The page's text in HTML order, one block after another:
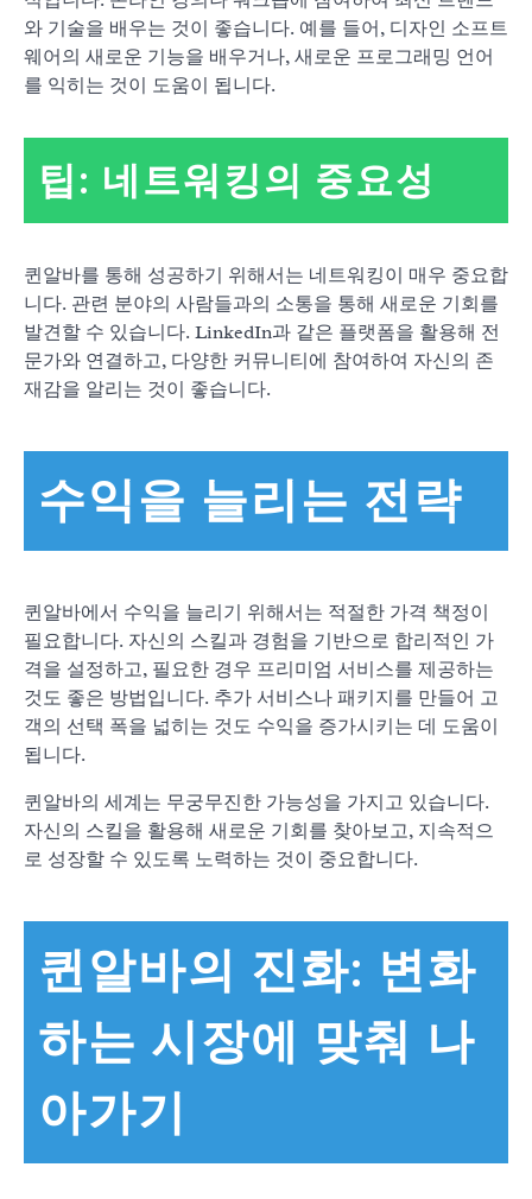
와 기술을 배우는 것이 좋습니다. 예를 들어, 디자인 소프트
웨어의 새로운 기능을 배우거나, 새로운 프로그래밍 언어
를 익히는 것이 도움이 됩니다.
팁: 네트워킹의 중요성
퀸알바를 통해 성공하기 위해서는 네트워킹이 매우 중요합
니다. 관련 분야의 사람들과의 소통을 통해 새로운 기회를
발견할 수 있습니다. LinkedIn과 같은 플랫폼을 활용해 전
문가와 연결하고, 다양한 커뮤니티에 참여하여 자신의 존
재감을 알리는 것이 좋습니다.
수익을 늘리는 전략
퀸알바에서 수익을 늘리기 위해서는 적절한 가격 책정이
필요합니다. 자신의 스킬과 경험을 기반으로 합리적인 가
격을 설정하고, 필요한 경우 프리미엄 서비스를 제공하는
것도 좋은 방법입니다. 추가 서비스나 패키지를 만들어 고
객의 선택 폭을 넓히는 것도 수익을 증가시키는 데 도움이
됩니다.
퀸알바의 세계는 무궁무진한 가능성을 가지고 있습니다.
자신의 스킬을 활용해 새로운 기회를 찾아보고, 지속적으
로 성장할 수 있도록 노력하는 것이 중요합니다.
퀸알바의 진화: 변화
하는 시장에 맞춰 나
아가기